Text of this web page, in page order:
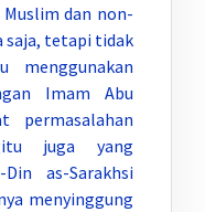
dan non-
saja, tetapi tidak
menggunakan
Imam Abu
permasalahan
juga yang
as-Sarakhsi
menyinggung